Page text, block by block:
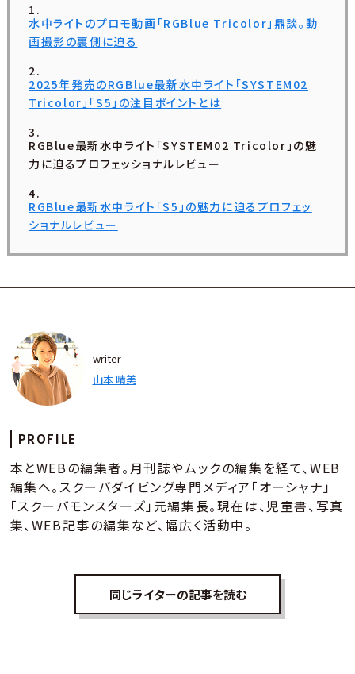
水中ライトのプロモ動画「RGBlue Tricolor」鼎談。動
画撮影の裏側に迫る
2025年発売のRGBlue最新水中ライト「SYSTEM02
Tricolor」「S5」の注目ポイントとは
RGBlue最新水中ライト「SYSTEM02 Tricolor」の魅
力に迫るプロフェッショナルレビュー
RGBlue最新水中ライト「S5」の魅力に迫るプロフェッ
ショナルレビュー
writer
山本 晴美
PROFILE
本とWEBの編集者。月刊誌やムックの編集を経て、WEB
編集へ。スクーバダイビング専門メディア「オーシャナ」
「スクーバモンスターズ」元編集長。現在は、児童書、写真
集、WEB記事の編集など、幅広く活動中。
同じライターの記事を読む